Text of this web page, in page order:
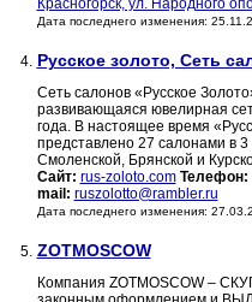
Красногорск, ул. Народного
Дата последнего изменения:
4. Русское золото, Сеть
Сеть салонов «Русское
развивающаяся ювелирная
года. В настоящее время
представлено 27 салонами в 3
Смоленской, Брянской и
Сайт: rus-zoloto.com Телефон:
mail: ruszolotto@rambler.ru
Дата последнего изменения:
5. ZOTMOSCOW
Компания ZOTMOSCOW –